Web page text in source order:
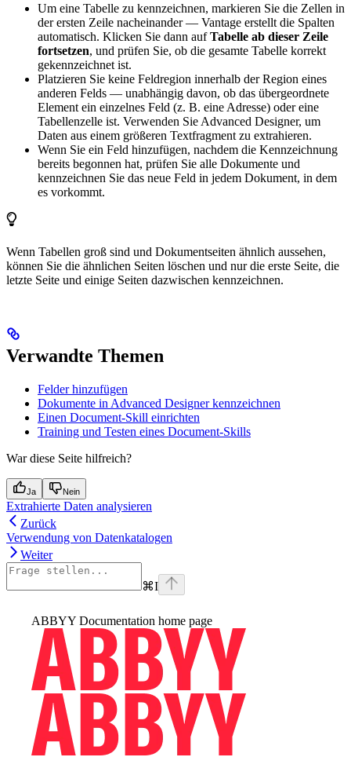
Um eine Tabelle zu kennzeichnen, markieren Sie die Zellen in
der ersten Zeile nacheinander — Vantage erstellt die Spalten
automatisch. Klicken Sie dann aufTabelle ab dieser Zeile
fortsetzen, und prüfen Sie, ob die gesamte Tabelle korrekt
gekennzeichnet ist.
Platzieren Sie keine Feldregion innerhalb der Region eines
anderen Felds — unabhängig davon, ob das übergeordnete
Element ein einzelnes Feld (z. B. eine Adresse) oder eine
Tabellenzelle ist. Verwenden Sie Advanced Designer, um
Daten aus einem größeren Textfragment zu extrahieren.
Wenn Sie ein Feld hinzufügen, nachdem die Kennzeichnung
bereits begonnen hat, prüfen Sie alle Dokumente und
kennzeichnen Sie das neue Feld in jedem Dokument, in dem
es vorkommt.
Wenn Tabellen groß sind und Dokumentseiten ähnlich aussehen,
können Sie die ähnlichen Seiten löschen und nur die erste Seite, die
letzte Seite und einige Seiten dazwischen kennzeichnen.
Verwandte Themen
Felder hinzufügen
Dokumente in Advanced Designer kennzeichnen
Einen Document-Skill einrichten
Training und Testen eines Document-Skills
War diese Seite hilfreich?
Ja Nein
Extrahierte Daten analysieren
Zurück
Verwendung von Datenkatalogen
Weiter
⌘I
ABBYY Documentation home page